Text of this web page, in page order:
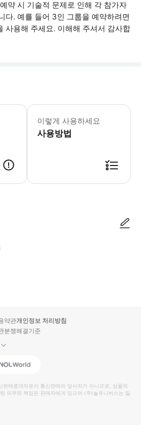
약 시 기술적 문제로 인해 각 참가자
다. 예를 들어 3인 그룹을 예약하려면
사용해 주세요. 이해해 주셔서 감사합
* 소요시간 : 90분 (옵션에 따라 소요
이렇게 사용하세요
사용방법
약관개인정보 처리방침
분쟁해결기준
Global
판매중개자로서 통신판매의 당사자가 아니므로, 상품의
의무와 책임은 판매자에게 있으며 (주)놀유니버스는 일